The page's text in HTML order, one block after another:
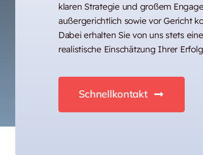
klaren Strategie und großem
außergerichtlich sowie vor Gericht
Dabei erhalten Sie von uns stets
realistische Einschätzung Ihrer
Schnellkontakt